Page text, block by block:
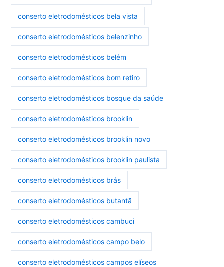
conserto eletrodomésticos bela vista
conserto eletrodomésticos belenzinho
conserto eletrodomésticos belém
conserto eletrodomésticos bom retiro
conserto eletrodomésticos bosque da saúde
conserto eletrodomésticos brooklin
conserto eletrodomésticos brooklin novo
conserto eletrodomésticos brooklin paulista
conserto eletrodomésticos brás
conserto eletrodomésticos butantã
conserto eletrodomésticos cambuci
conserto eletrodomésticos campo belo
conserto eletrodomésticos campos elíseos